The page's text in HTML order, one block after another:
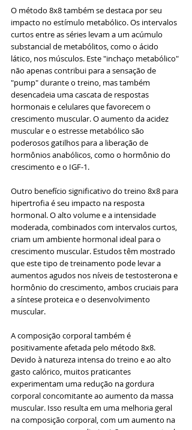
O método 8x8 também se destaca por seu
impacto no estímulo metabólico. Os intervalos
curtos entre as séries levam a um acúmulo
substancial de metabólitos, como o ácido
lático, nos músculos. Este "inchaço metabólico"
não apenas contribui para a sensação de
"pump" durante o treino, mas também
desencadeia uma cascata de respostas
hormonais e celulares que favorecem o
crescimento muscular. O aumento da acidez
muscular e o estresse metabólico são
poderosos gatilhos para a liberação de
hormônios anabólicos, como o hormônio do
crescimento e o IGF-1.
Outro benefício significativo do treino 8x8 para
hipertrofia é seu impacto na resposta
hormonal. O alto volume e a intensidade
moderada, combinados com intervalos curtos,
criam um ambiente hormonal ideal para o
crescimento muscular. Estudos têm mostrado
que este tipo de treinamento pode levar a
aumentos agudos nos níveis de testosterona e
hormônio do crescimento, ambos cruciais para
a síntese proteica e o desenvolvimento
muscular.
A composição corporal também é
positivamente afetada pelo método 8x8.
Devido à natureza intensa do treino e ao alto
gasto calórico, muitos praticantes
experimentam uma redução na gordura
corporal concomitante ao aumento da massa
muscular. Isso resulta em uma melhoria geral
na composição corporal, com um aumento na